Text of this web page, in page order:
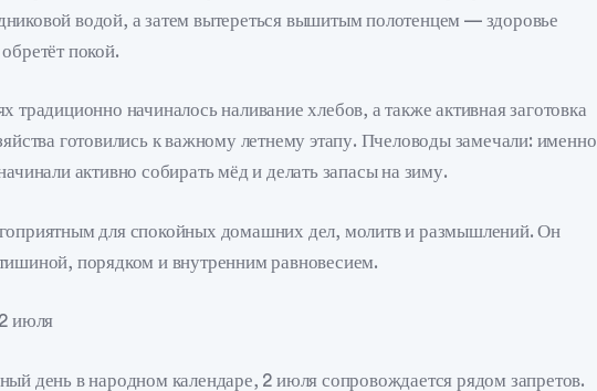
водой, а затем вытереться вышитым полотенцем — здоровье
покой.
традиционно начиналось наливание хлебов, а также активная заготовка
готовились к важному летнему этапу. Пчеловоды замечали: именно
активно собирать мёд и делать запасы на зиму.
для спокойных домашних дел, молитв и размышлений. Он
порядком и внутренним равновесием.
июля
день в народном календаре, 2 июля сопровождается рядом запретов.